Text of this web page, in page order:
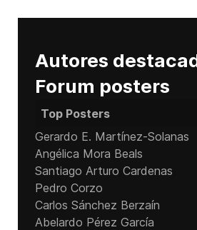
Autores
Forum posters
Top Posters
Gerardo E. Martínez-Solanas
Angélica Mora Beals
Santiago Arturo Cardenas
Pedro Corzo
Carlos Sánchez Berzaín
Abelardo Pérez García